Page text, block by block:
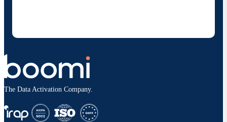
The Data Activation Company.